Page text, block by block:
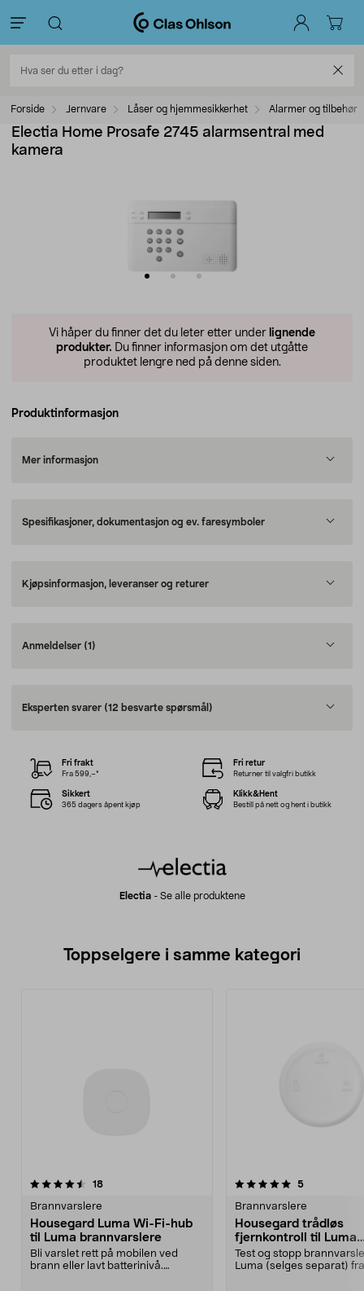
Forside Jernvare Låser og hjemmesikkerhet Alarmer og tilbehør
Electia Home Prosafe 2745 alarmsentral med
kamera
Vi håper du finner det du leter etter under lignende
produkter. Du finner informasjon om det utgåtte
produktet lengre ned på denne siden.
Produktinformasjon
Mer informasjon
Spesifikasjoner, dokumentasjon og ev. faresymboler
Kjøpsinformasjon, leveranser og returer
Anmeldelser (1)
Eksperten svarer (12 besvarte spørsmål)
Electia- Se alle produktene
Fri frakt
Fra 599,–*
Fri retur
Returner til valgfri butikk
Sikkert
365 dagers åpent kjøp
Klikk&Hent
Bestill på nett og hent i butikk
Toppselgere i samme kategori
18anmeldelser
Brannvarslere
Housegard Luma Wi-Fi-hub
til Luma brannvarslere
Bli varslet rett på mobilen ved
brann eller lavt batterinivå.
5.0 av 5 stjerner 5anmeldelser
Brannvarslere
Housegard trådløs
fjernkontroll til Luma
brannvarslere
Test og stopp
Luma (selges separat)
4.0 av 5 stjerner